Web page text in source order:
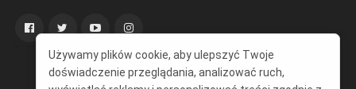
Używamy plików cookie, aby ulepszyć Twoje
doświadczenie przeglądania, analizować ruch,